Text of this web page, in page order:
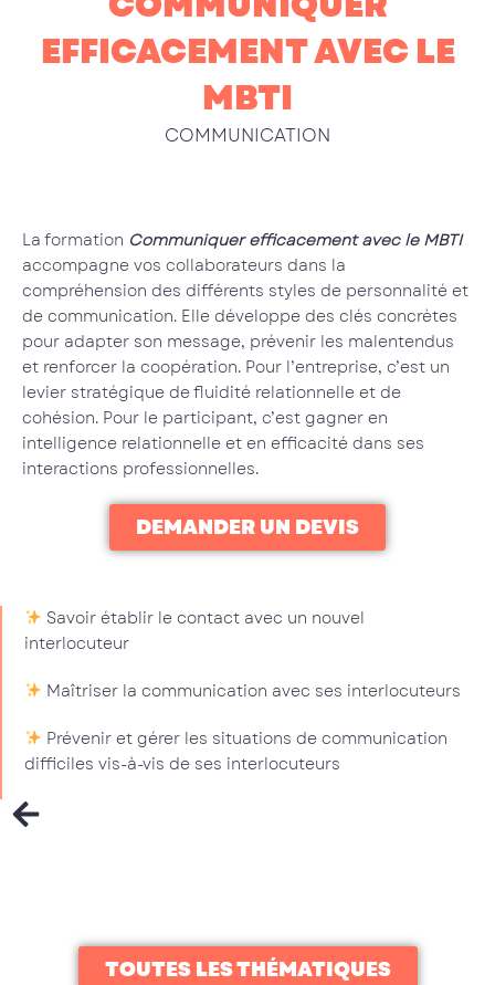
EFFICACEMENT AVEC LE
MBTI
COMMUNICATION
La formation Communiquer efficacement avec le MBTI
accompagne vos collaborateurs dans la
compréhension des différents styles de personnalité et
de communication. Elle développe des clés concrètes
pour adapter son message, prévenir les malentendus
et renforcer la coopération. Pour l’entreprise, c’est un
levier stratégique de fluidité relationnelle et de
cohésion. Pour le participant, c’est gagner en
intelligence relationnelle et en efficacité dans ses
interactions professionnelles.
DEMANDER UN DEVIS
Savoir établir le contact avec un nouvel
interlocuteur
Maîtriser la communication avec ses interlocuteurs
Prévenir et gérer les situations de communication
difficiles vis-à-vis de ses interlocuteurs
TOUTES LES THÉMATIQUES